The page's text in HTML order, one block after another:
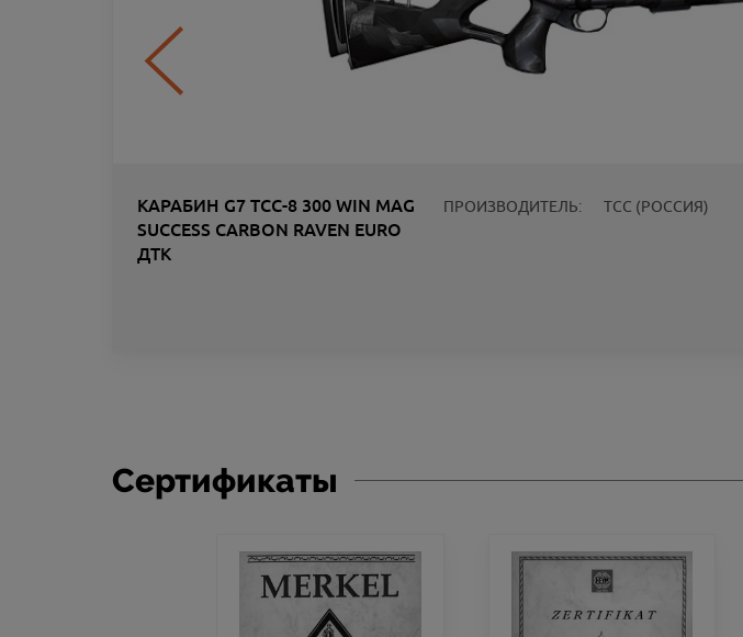
КАРАБИН G7 ТСС-8 300 WIN MAG
SUCCESS CARBON RAVEN EURO
ДТК
ПРОИЗВОДИТЕЛЬ: ТСС (РОССИЯ)
Сертификаты